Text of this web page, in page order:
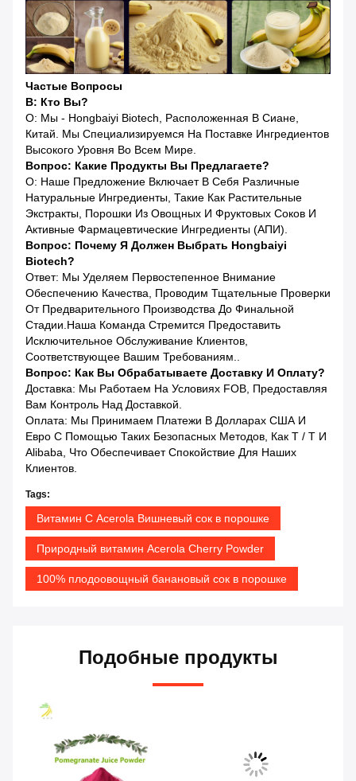
Частые Вопросы
В: Кто Вы?
О: Мы - Hongbaiyi Biotech, Расположенная В Сиане,
Китай. Мы Специализируемся На Поставке Ингредиентов
Высокого Уровня Во Всем Мире.
Вопрос: Какие Продукты Вы Предлагаете?
О: Наше Предложение Включает В Себя Различные
Натуральные Ингредиенты, Такие Как Растительные
Экстракты, Порошки Из Овощных И Фруктовых Соков И
Активные Фармацевтические Ингредиенты (АПИ).
Вопрос: Почему Я Должен Выбрать Hongbaiyi
Biotech?
Ответ: Мы Уделяем Первостепенное Внимание
Обеспечению Качества, Проводим Тщательные Проверки
От Предварительного Производства До Финальной
Стадии.Наша Команда Стремится Предоставить
Исключительное Обслуживание Клиентов,
Соответствующее Вашим Требованиям..
Вопрос: Как Вы Обрабатываете Доставку И Оплату?
Доставка: Мы Работаем На Условиях FOB, Предоставляя
Вам Контроль Над Доставкой.
Оплата: Мы Принимаем Платежи В Долларах США И
Евро С Помощью Таких Безопасных Методов, Как T / T И
Alibaba, Что Обеспечивает Спокойствие Для Наших
Клиентов.
Tags:
Витамин С Acerola Вишневый сок в порошке
Природный витамин Acerola Cherry Powder
100% плодоовощный банановый сок в порошке
Подобные продукты